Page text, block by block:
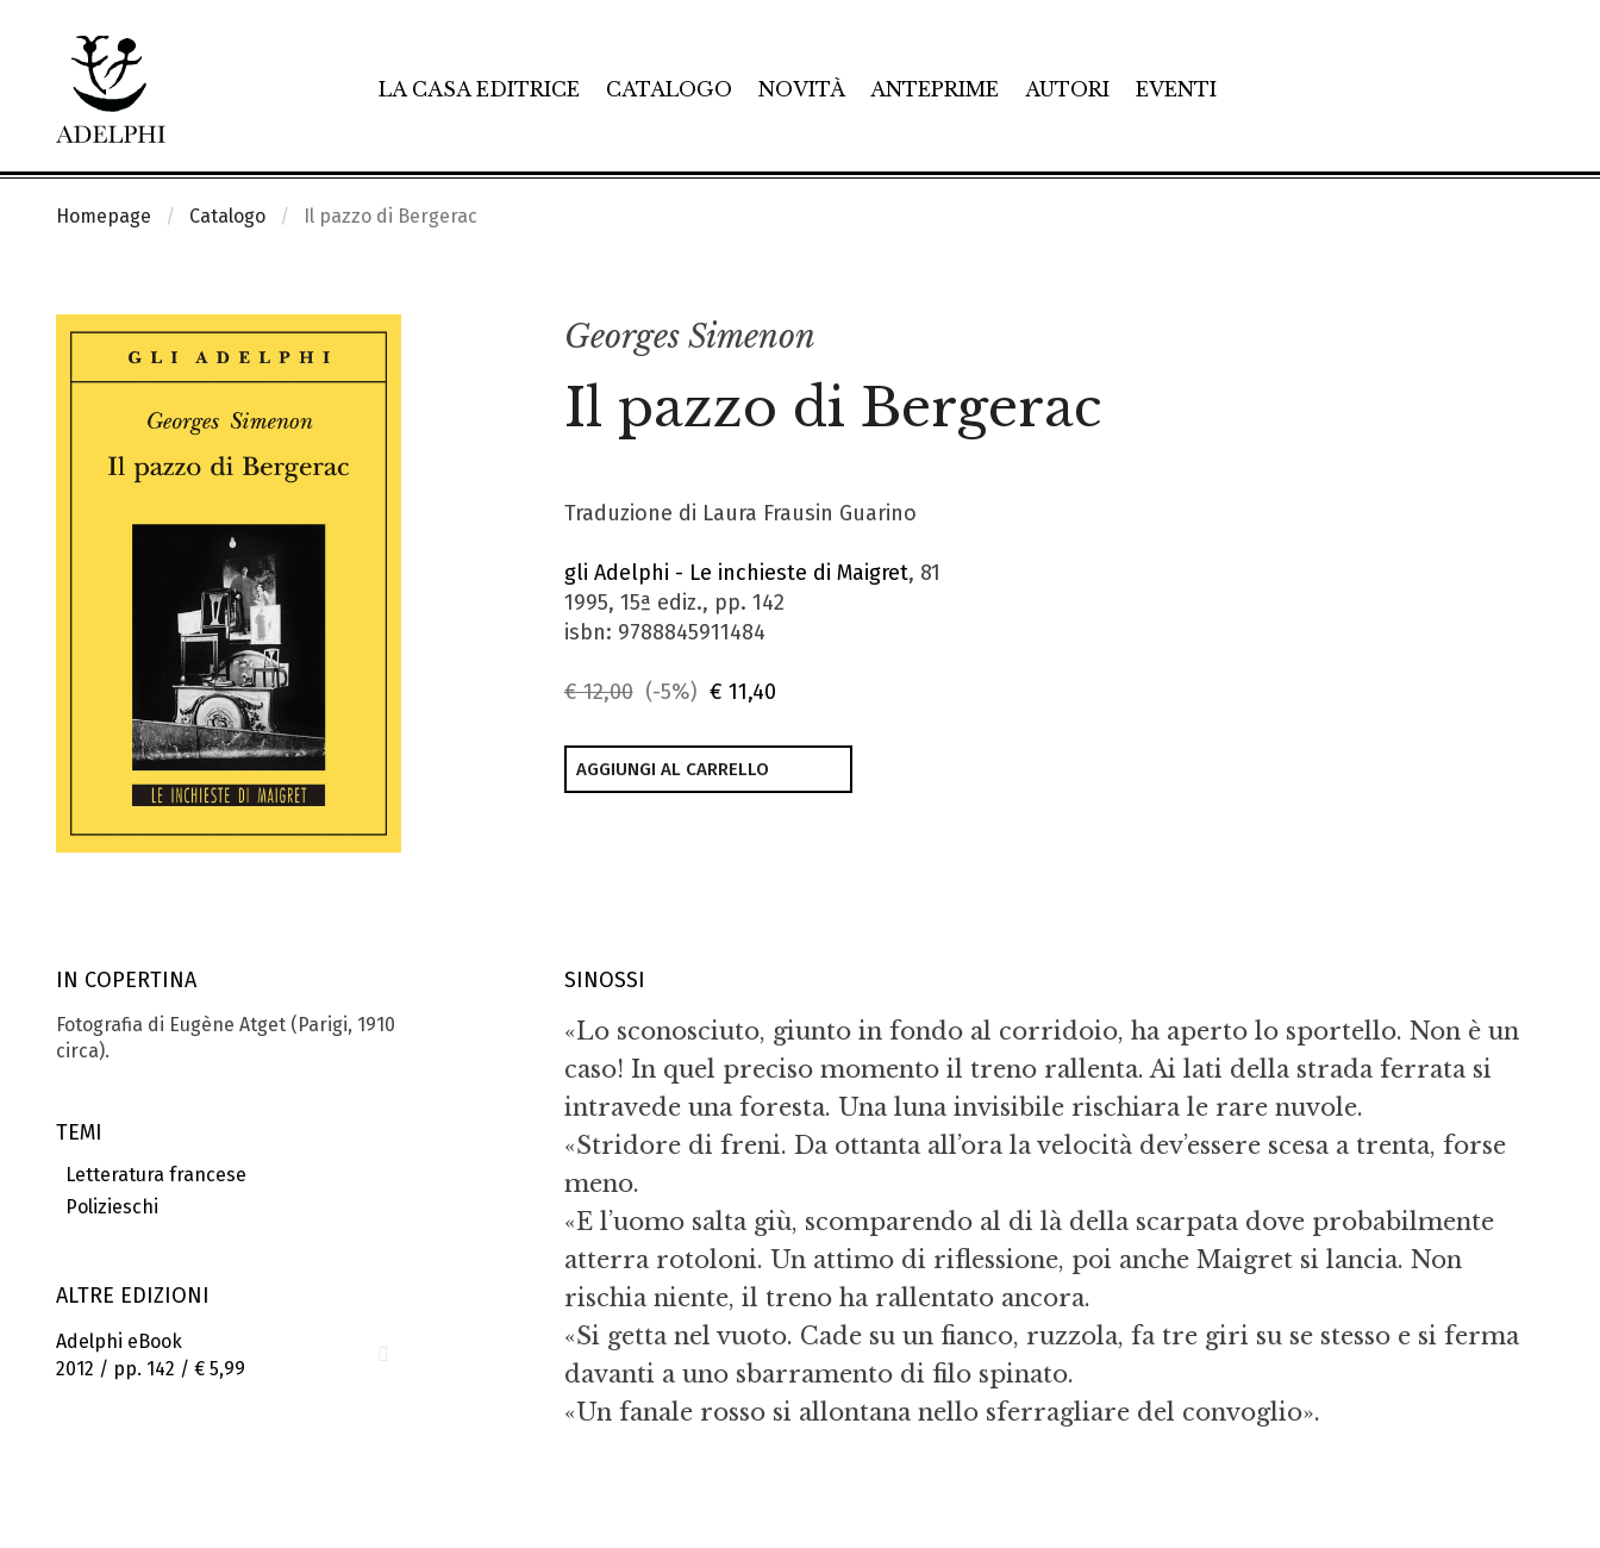
LA CASA EDITRICE CATALOGO NOVITÀ ANTEPRIME AUTORI EVENTI
Homepage Catalogo Il pazzo di Bergerac
Georges Simenon
Il pazzo di Bergerac
Traduzione di Laura Frausin Guarino
gli Adelphi - Le inchieste di Maigret, 81
1995, 15ª ediz., pp. 142
isbn: 9788845911484
€ 12,00 (-5%) € 11,40
AGGIUNGI AL CARRELLO
IN COPERTINA
Fotografia di Eugène Atget (Parigi, 1910
circa).
TEMI
Letteratura francese
Polizieschi
ALTRE EDIZIONI
Adelphi eBook
2012 / pp. 142 / € 5,99
SINOSSI
«Lo sconosciuto, giunto in fondo al corridoio, ha aperto lo sportello. Non è un
caso! In quel preciso momento il treno rallenta. Ai lati della strada ferrata si
intravede una foresta. Una luna invisibile rischiara le rare nuvole.
«Stridore di freni. Da ottanta all’ora la velocità dev’essere scesa a trenta, forse
meno.
«E l’uomo salta giù, scomparendo al di là della scarpata dove probabilmente
atterra rotoloni. Un attimo di riflessione, poi anche Maigret si lancia. Non
rischia niente, il treno ha rallentato ancora.
«Si getta nel vuoto. Cade su un fianco, ruzzola, fa tre giri su se stesso e si ferma
davanti a uno sbarramento di filo spinato.
«Un fanale rosso si allontana nello sferragliare del convoglio».